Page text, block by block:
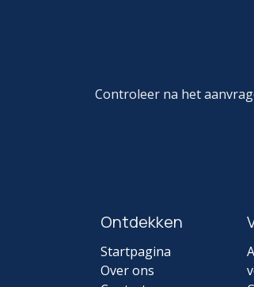
Controleer na het
Ontdekken
Startpagina
Over ons